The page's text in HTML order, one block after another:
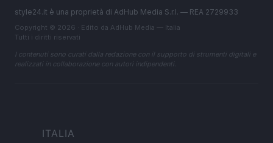
style24.it è una proprietà di AdHub Media S.r.l. — REA 2729933
Copyright © 2026 · Edito da AdHub Media — Italia
Tutti i diritti riservati
I contenuti sono curati dalla redazione con il supporto di strumenti digitali e
realizzati in collaborazione con autori indipendenti.
ITALIA